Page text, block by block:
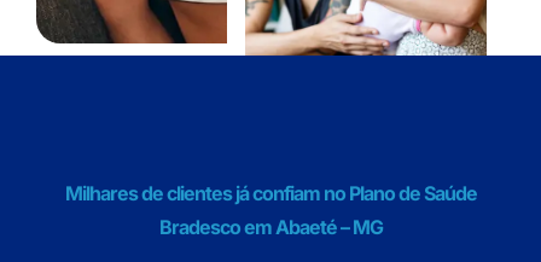
Milhares de clientes já confiam no Plano de Saúde
Bradesco em Abaeté – MG